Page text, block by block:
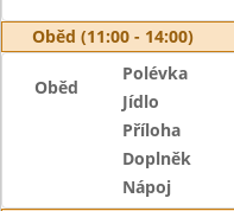
Oběd (11:00 - 14:00)
Oběd
Polévka
Jídlo
Příloha
Doplněk
Nápoj